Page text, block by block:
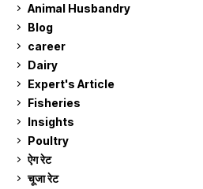
Animal Husbandry
Blog
career
Dairy
Expert's Article
Fisheries
Insights
Poultry
ऐग रेट
चूजा रेट